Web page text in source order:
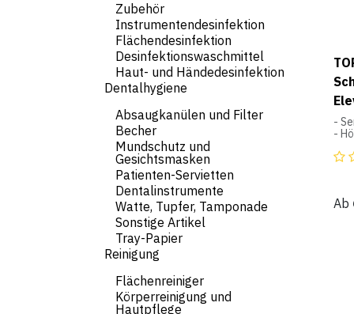
Zubehör
Instrumentendesinfektion
Flächendesinfektion
Desinfektionswaschmittel
Haut- und Händedesinfektion
Dentalhygiene
Absaugkanülen und Filter
Becher
Mundschutz und
Gesichtsmasken
Patienten-Servietten
Dentalinstrumente
Watte, Tupfer, Tamponade
Sonstige Artikel
Tray-Papier
Reinigung
Flächenreiniger
Körperreinigung und
Hautpflege
-
-
-
S4
Ab